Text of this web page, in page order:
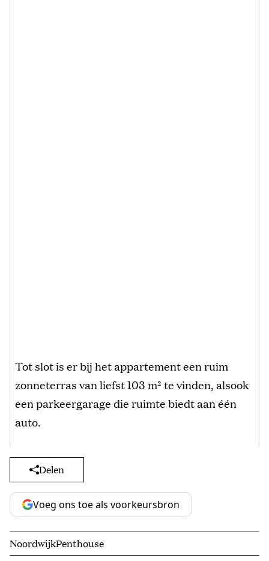
Tot slot is er bij het appartement een ruim
zonneterras van liefst 103 m² te vinden, alsook
een parkeergarage die ruimte biedt aan één
auto.
Delen
Voeg ons toe als voorkeursbron
NoordwijkPenthouse